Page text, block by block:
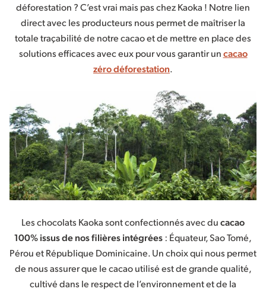
déforestation ? C’est vrai mais pas chez Kaoka ! Notre lien
direct avec les producteurs nous permet de maîtriser la
totale traçabilité de notre cacao et de mettre en place des
solutions efficaces avec eux pour vous garantir uncacao
zéro déforestation.
Les chocolats Kaoka sont confectionnés avec ducacao
100% issus de nos filières intégrées: Équateur, Sao Tomé,
Pérou et République Dominicaine. Un choix qui nous permet
de nous assurer que le cacao utilisé est de grande qualité,
cultivé dans le respect de l’environnement et de la